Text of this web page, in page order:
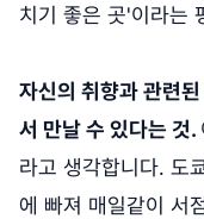
치기 좋은 곳'이라는
자신의 취향과 관련
서 만날 수 있다는 것.
라고 생각합니다. 도
에 빠져 매일같이 서